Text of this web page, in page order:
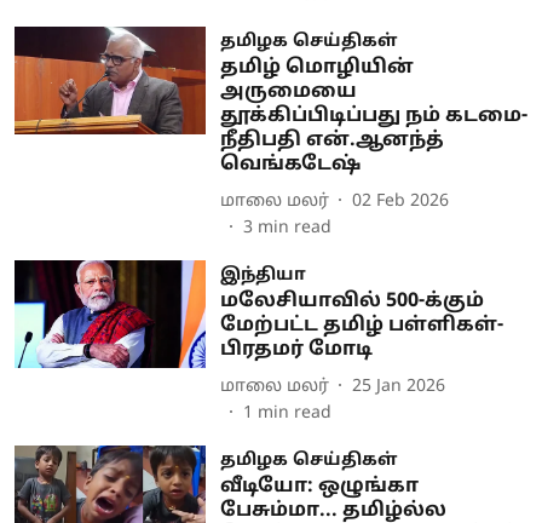
தமிழக செய்திகள்
தமிழ் மொழியின்
அருமையை
தூக்கிப்பிடிப்பது நம் கடமை-
நீதிபதி என்.ஆனந்த்
வெங்கடேஷ்
மாலை மலர்
02 Feb 2026
3 min read
இந்தியா
மலேசியாவில் 500-க்கும்
மேற்பட்ட தமிழ் பள்ளிகள்-
பிரதமர் மோடி
மாலை மலர்
25 Jan 2026
1 min read
தமிழக செய்திகள்
வீடியோ: ஒழுங்கா
பேசும்மா... தமிழ்ல்ல